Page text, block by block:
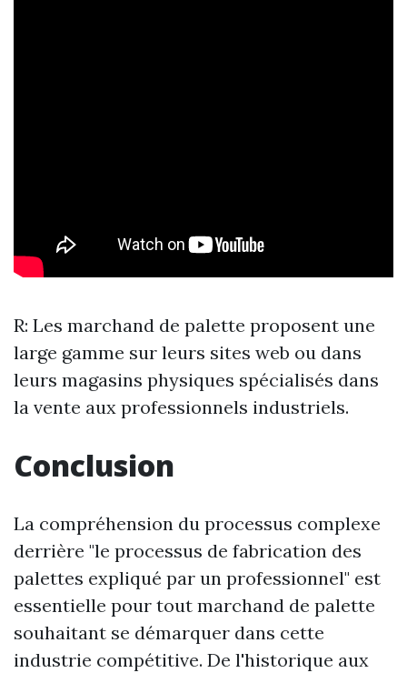
R: Les marchand de palette proposent une
large gamme sur leurs sites web ou dans
leurs magasins physiques spécialisés dans
la vente aux professionnels industriels.
Conclusion
La compréhension du processus complexe
derrière "le processus de fabrication des
palettes expliqué par un professionnel" est
essentielle pour tout marchand de palette
souhaitant se démarquer dans cette
industrie compétitive. De l'historique aux